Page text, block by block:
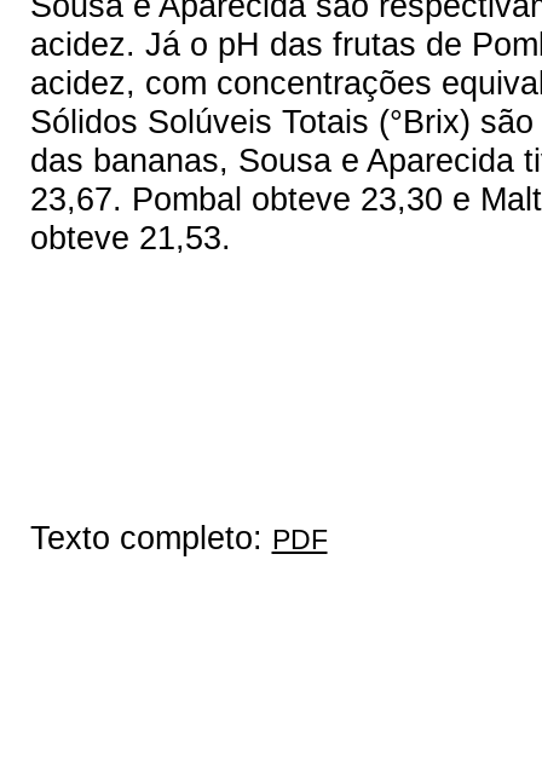
acidez. Já o pH das frutas de
acidez, com concentrações
Sólidos Solúveis Totais (°Brix)
das bananas, Sousa e Aparecida
23,67. Pombal obteve 23,30 e
obteve 21,53.
Texto completo: PDF